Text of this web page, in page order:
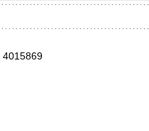
4015869